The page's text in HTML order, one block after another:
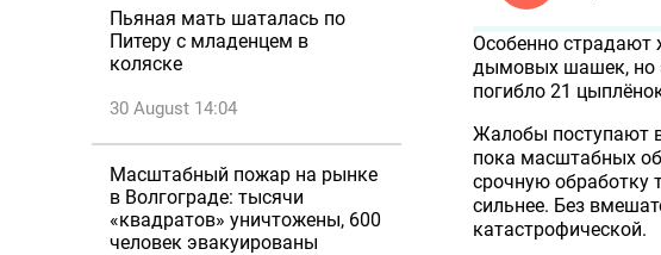
Пьяная мать шаталась по
Питеру с младенцем в
коляске
30 August 14:04
Масштабный пожар на рынке
в Волгограде: тысячи
«квадратов» уничтожены, 600
человек эвакуированы
Особенно
дымовых шашек, но
погибло 21
Жалобы поступают в
пока масштабных
срочную обработку
сильнее. Без
катастрофической.